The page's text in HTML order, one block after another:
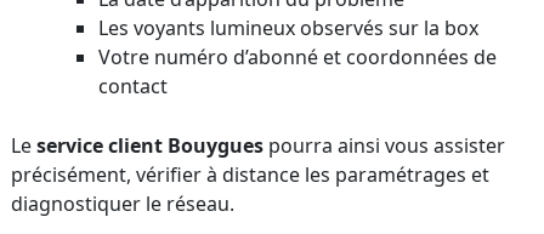
Les voyants lumineux observés sur la box
Votre numéro d’abonné et coordonnées de
contact
Leservice client Bouyguespourra ainsi vous assister
précisément, vérifier à distance les paramétrages et
diagnostiquer le réseau.